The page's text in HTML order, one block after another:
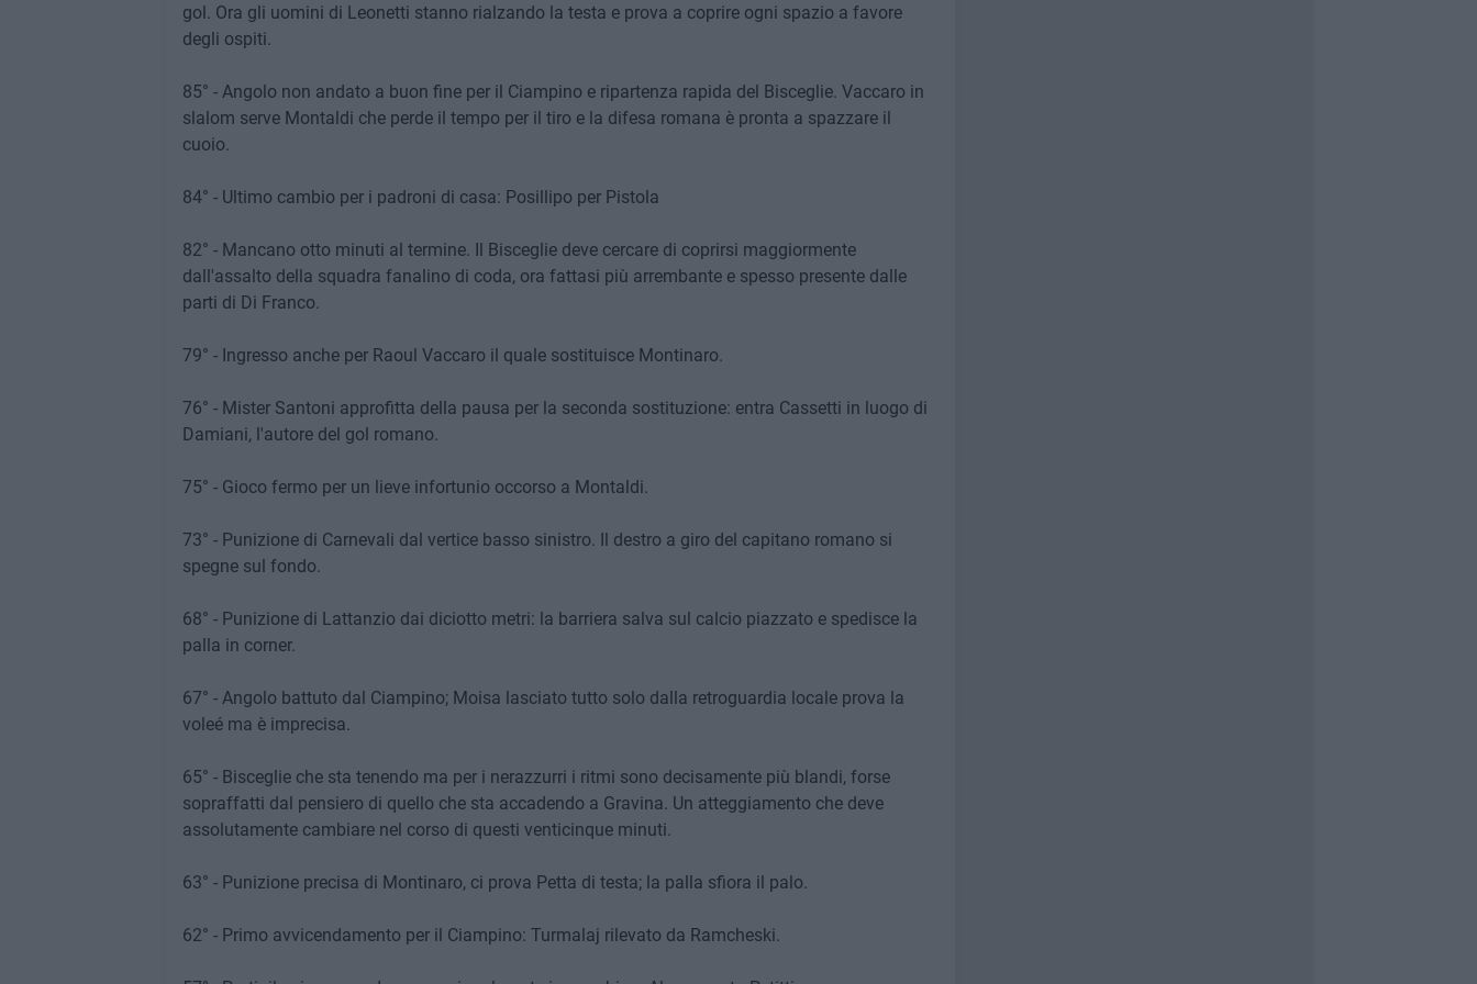
gol. Ora gli uomini di Leonetti stanno rialzando la testa e prova a coprire ogni spazio a favore
degli ospiti.
85° - Angolo non andato a buon fine per il Ciampino e ripartenza rapida del Bisceglie. Vaccaro in
slalom serve Montaldi che perde il tempo per il tiro e la difesa romana è pronta a spazzare il
cuoio.
84° - Ultimo cambio per i padroni di casa: Posillipo per Pistola
82° - Mancano otto minuti al termine. Il Bisceglie deve cercare di coprirsi maggiormente
dall'assalto della squadra fanalino di coda, ora fattasi più arrembante e spesso presente dalle
parti di Di Franco.
79° - Ingresso anche per Raoul Vaccaro il quale sostituisce Montinaro.
76° - Mister Santoni approfitta della pausa per la seconda sostituzione: entra Cassetti in luogo di
Damiani, l'autore del gol romano.
75° - Gioco fermo per un lieve infortunio occorso a Montaldi.
73° - Punizione di Carnevali dal vertice basso sinistro. Il destro a giro del capitano romano si
spegne sul fondo.
68° - Punizione di Lattanzio dai diciotto metri: la barriera salva sul calcio piazzato e spedisce la
palla in corner.
67° - Angolo battuto dal Ciampino; Moisa lasciato tutto solo dalla retroguardia locale prova la
voleé ma è imprecisa.
65° - Bisceglie che sta tenendo ma per i nerazzurri i ritmi sono decisamente più blandi, forse
sopraffatti dal pensiero di quello che sta accadendo a Gravina. Un atteggiamento che deve
assolutamente cambiare nel corso di questi venticinque minuti.
63° - Punizione precisa di Montinaro, ci prova Petta di testa; la palla sfiora il palo.
62° - Primo avvicendamento per il Ciampino: Turmalaj rilevato da Ramcheski.